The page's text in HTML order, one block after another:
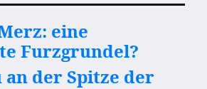
eine
Furzgrundel?
an der Spitze der